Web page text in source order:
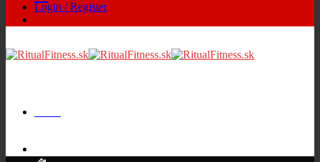
Login / Register